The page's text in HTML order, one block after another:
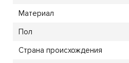
Материал
Пол
Страна происхождения